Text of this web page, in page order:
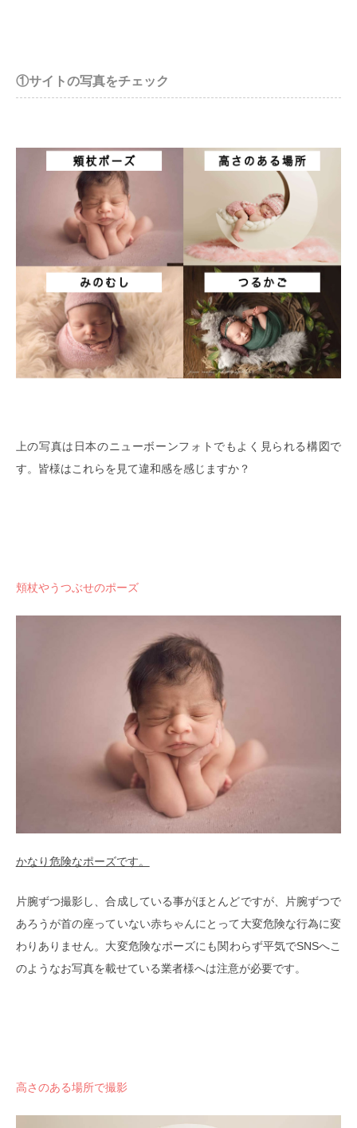
①サイトの写真をチェック
上の写真は日本のニューボーンフォトでもよく見られる構図で
す。皆様はこれらを見て違和感を感じますか？
頬杖やうつぶせのポーズ
かなり危険なポーズです。
片腕ずつ撮影し、合成している事がほとんどですが、片腕ずつで
あろうが首の座っていない赤ちゃんにとって大変危険な行為に変
わりありません。大変危険なポーズにも関わらず平気でSNSへこ
のようなお写真を載せている業者様へは注意が必要です。
高さのある場所で撮影